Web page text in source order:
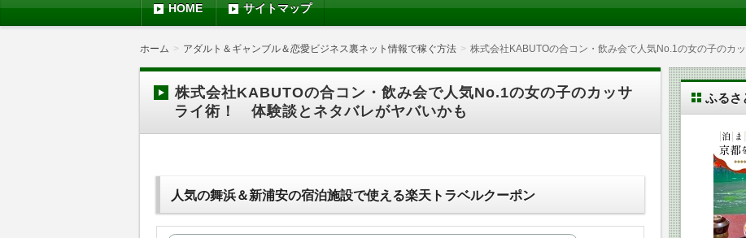
HOME サイトマップ
ホーム アダルト＆ギャンブル＆恋愛ビジネス裏ネット情報で稼ぐ方法 株式会社KABUTOの合コン・飲み会で人気No.1の女の子のカ
株式会社KABUTOの合コン・飲み会で人気No.1の女の子のカッサ
ライ術！ 体験談とネタバレがヤバいかも
人気の舞浜＆新浦安の宿泊施設で使える楽天トラベルクーポン
ふるさ